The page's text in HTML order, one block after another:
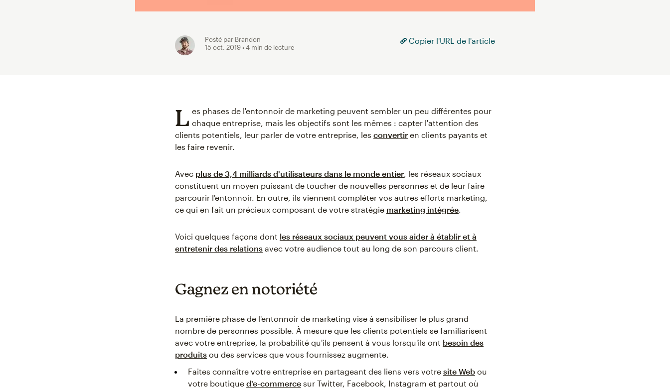
Posté par Brandon
15 oct. 2019• 4 min de lecture
Copier l'URL de l'article
L es phases de l'entonnoir de marketing peuvent sembler un peu différentes pour
chaque entreprise, mais les objectifs sont les mêmes : capter l'attention des
clients potentiels, leur parler de votre entreprise, les convertir en clients payants et
les faire revenir.
Avec plus de 3,4 milliards d'utilisateurs dans le monde entier, les réseaux sociaux
constituent un moyen puissant de toucher de nouvelles personnes et de leur faire
parcourir l'entonnoir. En outre, ils viennent compléter vos autres efforts marketing,
ce qui en fait un précieux composant de votre stratégie marketing intégrée.
Voici quelques façons dont les réseaux sociaux peuvent vous aider à établir et à
entretenir des relations avec votre audience tout au long de son parcours client.
Gagnez en notoriété
La première phase de l'entonnoir de marketing vise à sensibiliser le plus grand
nombre de personnes possible. À mesure que les clients potentiels se familiarisent
avec votre entreprise, la probabilité qu'ils pensent à vous lorsqu'ils ont besoin des
produits ou des services que vous fournissez augmente.
Faites connaître votre entreprise en partageant des liens vers votre site Web ou
votre boutique d'e-commerce sur Twitter, Facebook, Instagram et partout où